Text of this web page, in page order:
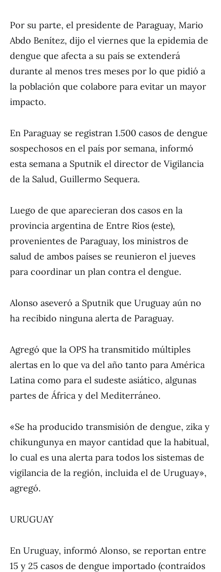
Por su parte, el presidente de Paraguay, Mario
Abdo Benítez, dijo el viernes que la epidemia de
dengue que afecta a su país se extenderá
durante al menos tres meses por lo que pidió a
la población que colabore para evitar un mayor
impacto.
En Paraguay se registran 1.500 casos de dengue
sospechosos en el país por semana, informó
esta semana a Sputnik el director de Vigilancia
de la Salud, Guillermo Sequera.
Luego de que aparecieran dos casos en la
provincia argentina de Entre Ríos (este),
provenientes de Paraguay, los ministros de
salud de ambos países se reunieron el jueves
para coordinar un plan contra el dengue.
Alonso aseveró a Sputnik que Uruguay aún no
ha recibido ninguna alerta de Paraguay.
Agregó que la OPS ha transmitido múltiples
alertas en lo que va del año tanto para América
Latina como para el sudeste asiático, algunas
partes de África y del Mediterráneo.
«Se ha producido transmisión de dengue, zika y
chikungunya en mayor cantidad que la habitual,
lo cual es una alerta para todos los sistemas de
vigilancia de la región, incluida el de Uruguay»,
agregó.
URUGUAY
En Uruguay, informó Alonso, se reportan entre
15 y 25 casos de dengue importado (contraídos